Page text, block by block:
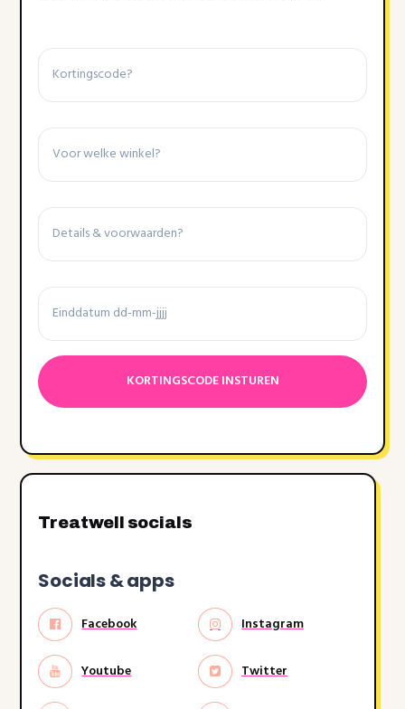
Kortingscode
Winkel
Details
voorwaarden
Einddatum
Datumnotatie:DD
dash
MM
dash
Treatwell socials
Socials & apps
Facebook Instagram
Youtube Twitter